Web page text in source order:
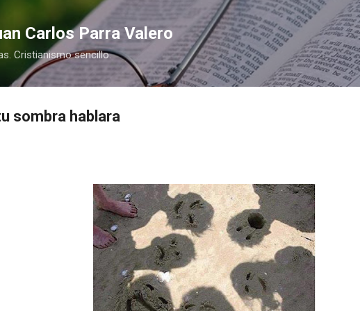
Ir al contenido principal
Carlos Parra Valero
Cristianismo sencillo.
sombra hablara
COMPRAR